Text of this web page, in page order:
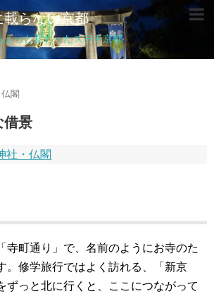
載らない京都
っと変わったステキ京都
閣
景
社・仏閣
寺町通り」で、名前のようにお寺のた
。修学旅行ではよく訪れる、「新京
ずっと北に行くと、ここにつながって